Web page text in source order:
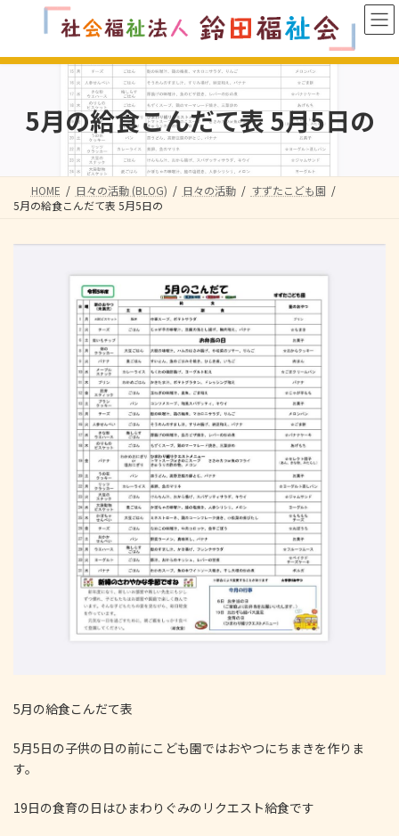
ン
ー
5月の給食こんだて表 5月5日の
HOME 日々の活動 (BLOG) 日々の活動
すずたこども園
5月の給食こんだて表 5月5日の
5月の給食こんだて表
5月5日の子供の日の前にこども園ではおやつにちまきを作りま
す。
19日の食育の日はひまわりぐみのリクエスト給食です‍